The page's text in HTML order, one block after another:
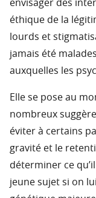
envisager des
éthique de la
lourds et
jamais été
auxquelles les
Elle se pose au
nombreux
éviter à certains
gravité et le
déterminer ce
jeune sujet si on